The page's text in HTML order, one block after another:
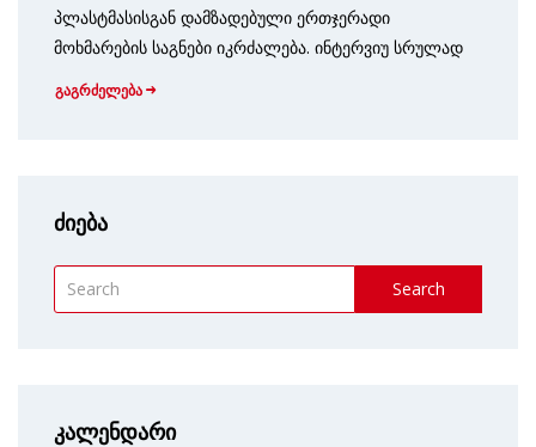
პლასტმასისგან დამზადებული ერთჯერადი
მოხმარების საგნები იკრძალება. ინტერვიუ სრულად
გაგრძელება
ძიება
Search
კალენდარი